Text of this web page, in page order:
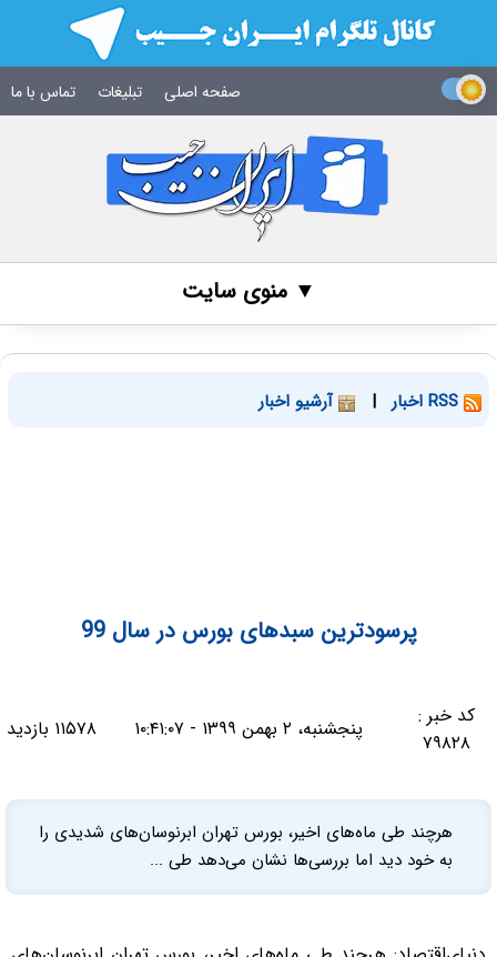
صفحه اصلی تبلیغات تماس با ما
▼ منوی سایت
| آرشیو اخبار
پرسودترین سبدهای بورس در سال 99
کد خبر :
۷۹۸۲۸
پنجشنبه، ۲ بهمن ۱۳۹۹ - ۱۰:۴۱:۰۷ ۱۱۵۷۸ بازدید
هرچند طی ماه‌های اخیر، بورس تهران ابرنوسان‌های شدیدی را
به خود دید اما بررسی‌ها نشان می‌دهد طی ...